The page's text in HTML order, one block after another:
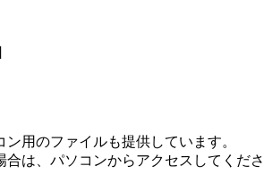
ン用のファイルも提供しています。
合は、パソコンからアクセスしてくださ